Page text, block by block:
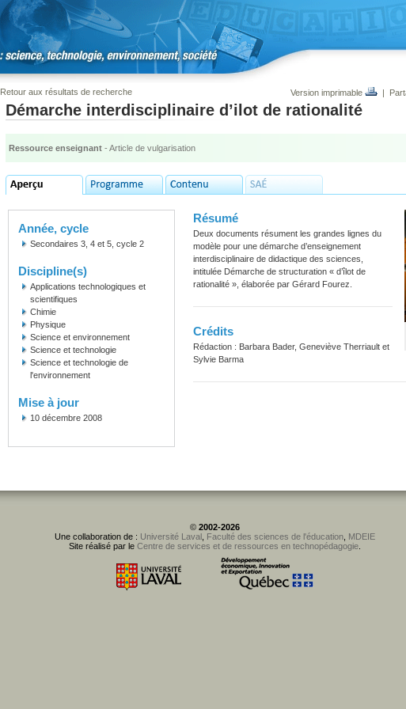
Retour aux résultats de recherche Version imprimable |
Démarche interdisciplinaire d’ilot de rationalité
Ressource enseignant - Article de vulgarisation
Année, cycle
Secondaires 3, 4 et 5, cycle 2
Discipline(s)
Applications technologiques et
scientifiques
Chimie
Physique
Science et environnement
Science et technologie
Science et technologie de
l'environnement
Mise à jour
10 décembre 2008
Résumé
Deux documents résument les grandes lignes du
modèle pour une démarche d’enseignement
interdisciplinaire de didactique des sciences,
intitulée Démarche de structuration « d’îlot de
rationalité », élaborée par Gérard Fourez.
Crédits
Rédaction : Barbara Bader, Geneviève Therriault et
Sylvie Barma
© 2002-2026
Une collaboration de : Université Laval, Faculté des sciences de l'éducation, MDEIE
Site réalisé par le Centre de services et de ressources en technopédagogie.